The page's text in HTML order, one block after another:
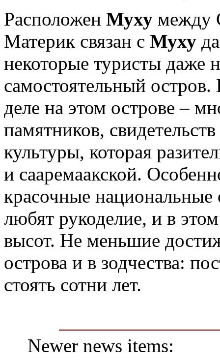
Расположен Муху между
Материк связан с Муху
некоторые туристы даже
самостоятельный
деле на этом острове –
памятников,
культуры, которая
и сааремаакской.
красочные
любят рукоделие, и в
высот. Не меньшие
острова и в зодчества:
стоять сотни лет.
Newer news items: